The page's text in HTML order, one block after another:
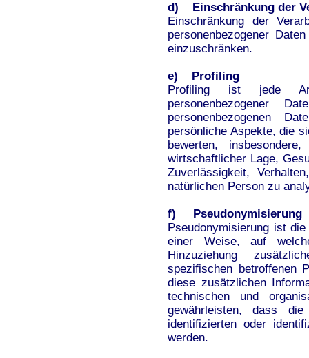
d) Einschränkung der
Einschränkung der
personenbezogener
einzuschränken.
e) Profiling
Profiling ist jede Art
personenbezogener
personenbezogenen
persönliche Aspekte, die
bewerten,
wirtschaftlicher Lage,
Zuverlässigkeit,
natürlichen Person zu
f) Pseudonymisierung
Pseudonymisierung ist
einer Weise, auf
Hinzuziehung
spezifischen betroffenen
diese zusätzlichen
technischen und
gewährleisten, dass
identifizierten oder
werden.